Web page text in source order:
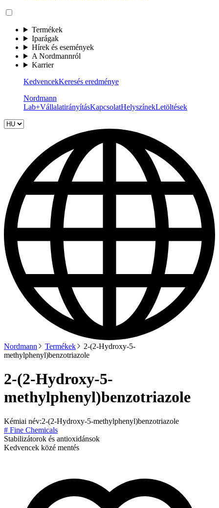
Termékek
Iparágak
Hírek és események
A Nordmannról
Karrier
KedvencekKeresés eredménye
Nordmann
Lab+VállalatirányításKapcsolatHelyszínekLetöltések
Nordmann Termékek
2-(2-Hydroxy-5-
methylphenyl)benzotriazole
2-(2-Hydroxy-5-
methylphenyl)benzotriazole
Kémiai név:2-(2-Hydroxy-5-methylphenyl)benzotriazole
# Fine Chemicals
Stabilizátorok és antioxidánsok
Kedvencek közé mentés